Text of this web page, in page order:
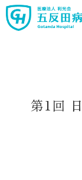
第1回